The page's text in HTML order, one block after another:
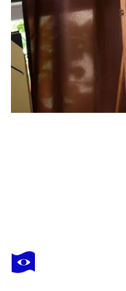
LESZEK NOWAK
Blurred